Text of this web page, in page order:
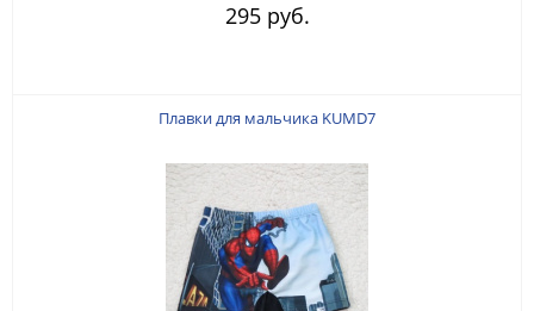
295 руб.
Плавки для мальчика KUMD7